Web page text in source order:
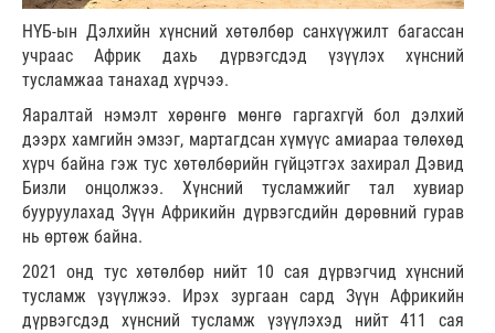
НҮБ-ын Дэлхийн хүнсний хөтөлбөр санхүүжилт багассан
учраас Африк дахь дүрвэгсдэд үзүүлэх хүнсний
тусламжаа танахад хүрчээ.
Яаралтай нэмэлт хөрөнгө мөнгө гаргахгүй бол дэлхий
дээрх хамгийн эмзэг, мартагдсан хүмүүс амиараа төлөхөд
хүрч байна гэж тус хөтөлбөрийн гүйцэтгэх захирал Дэвид
Бизли онцолжээ. Хүнсний тусламжийг тал хувиар
бууруулахад Зүүн Африкийн дүрвэгсдийн дөрөвний гурав
нь өртөж байна.
2021 онд тус хөтөлбөр нийт 10 сая дүрвэгчид хүнсний
тусламж үзүүлжээ. Ирэх зургаан сард Зүүн Африкийн
дүрвэгсдэд хүнсний тусламж үзүүлэхэд нийт 411 сая